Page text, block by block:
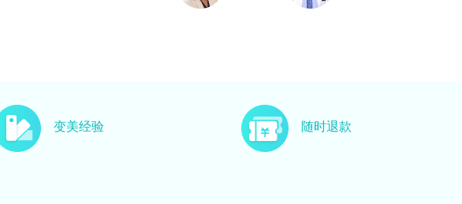
主治医师 副主任医师
变美经验 随时退款